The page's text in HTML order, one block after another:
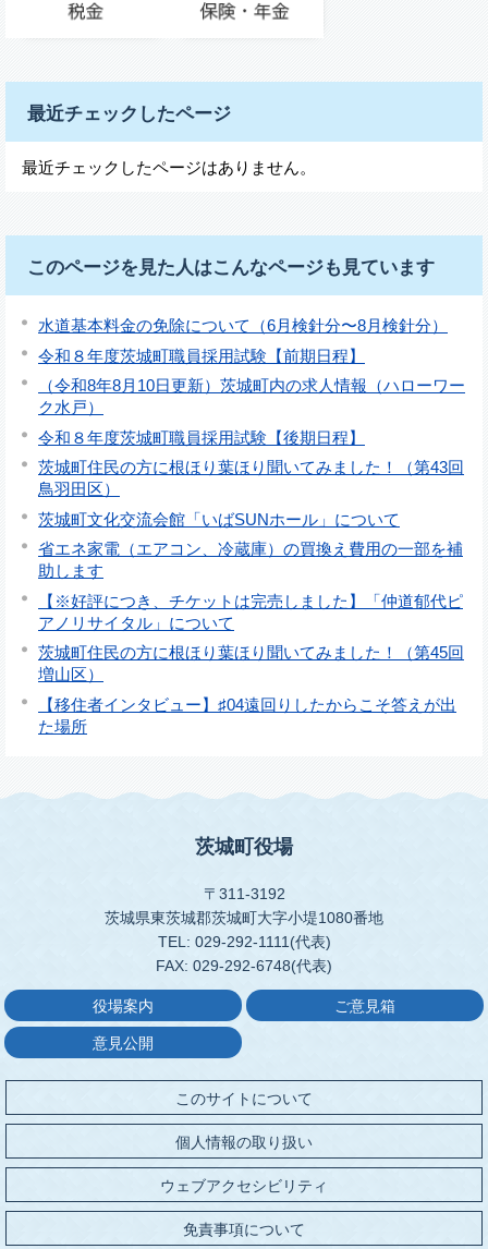
最近チェックしたページ
最近チェックしたページはありません。
このページを見た人はこんなページも見ています
水道基本料金の免除について（6月検針分〜8月検針分）
令和８年度茨城町職員採用試験【前期日程】
（令和8年8月10日更新）茨城町内の求人情報（ハローワー
ク水戸）
令和８年度茨城町職員採用試験【後期日程】
茨城町住民の方に根ほり葉ほり聞いてみました！（第43回
鳥羽田区）
茨城町文化交流会館「いばSUNホール」について
省エネ家電（エアコン、冷蔵庫）の買換え費用の一部を補
助します
【※好評につき、チケットは完売しました】「仲道郁代ピ
アノリサイタル」について
茨城町住民の方に根ほり葉ほり聞いてみました！（第45回
増山区）
【移住者インタビュー】♯04遠回りしたからこそ答えが出
た場所
茨城町役場
〒311-3192
茨城県東茨城郡茨城町大字小堤1080番地
TEL: 029-292-1111(代表)
FAX: 029-292-6748(代表)
役場案内 ご意見箱
意見公開
このサイトについて
個人情報の取り扱い
ウェブアクセシビリティ
免責事項について